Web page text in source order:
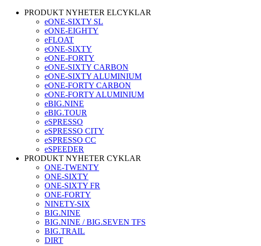
PRODUKT NYHETER ELCYKLAR
eONE-SIXTY SL
eONE-EIGHTY
eFLOAT
eONE-SIXTY
eONE-FORTY
eONE-SIXTY CARBON
eONE-SIXTY ALUMINIUM
eONE-FORTY CARBON
eONE-FORTY ALUMINIUM
eBIG.NINE
eBIG.TOUR
eSPRESSO
eSPRESSO CITY
eSPRESSO CC
eSPEEDER
PRODUKT NYHETER CYKLAR
ONE-TWENTY
ONE-SIXTY
ONE-SIXTY FR
ONE-FORTY
NINETY-SIX
BIG.NINE
BIG.NINE / BIG.SEVEN TFS
BIG.TRAIL
DIRT